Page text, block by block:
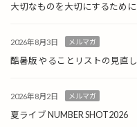
大切なものを大切にするために
2026年8月3日 メルマガ
酷暑版 やることリストの見直し
2026年8月2日 メルマガ
夏ライブ NUMBER SHOT2026